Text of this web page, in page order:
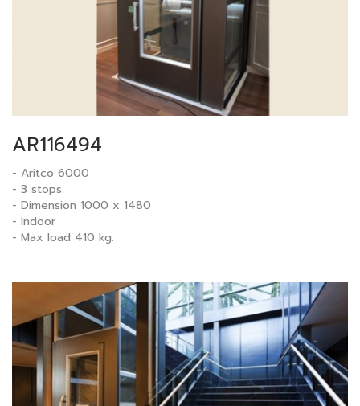
AR116494
- Aritco 6000
- 3 stops.
- Dimension 1000 x 1480
- Indoor
- Max load 410 kg.